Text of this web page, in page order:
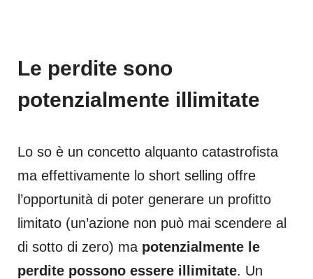
Le perdite sono
potenzialmente illimitate
Lo so è un concetto alquanto catastrofista
ma effettivamente lo short selling offre
l’opportunità di poter generare un profitto
limitato (un’azione non può mai scendere al
di sotto di zero) ma potenzialmente le
perdite possono essere illimitate. Un